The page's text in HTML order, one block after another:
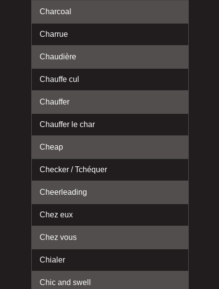
Charcoal
Charrue
Chaudière
Chauffe cul
Chauffer
Chauffer le char
Cheap
Checker / Tchéquer
Cheerleading
Chez eux
Chez vous
Chialer
Chic and swell